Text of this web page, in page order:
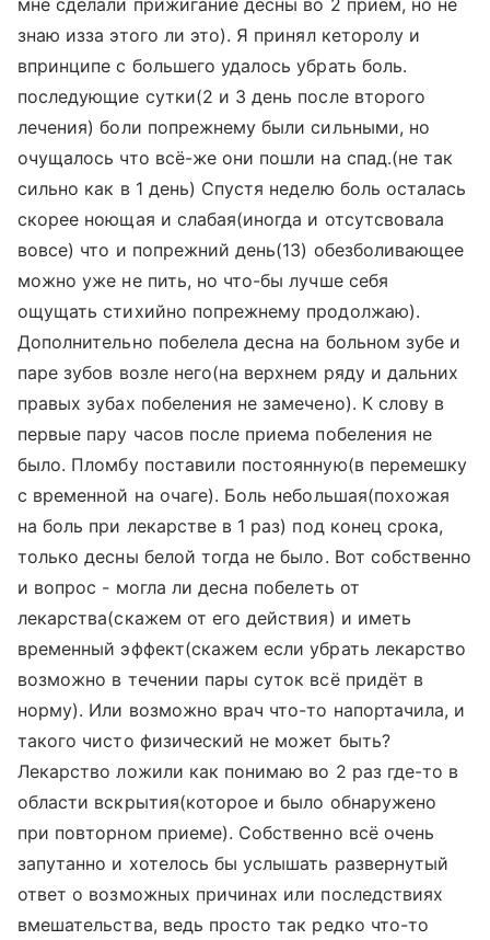
мне сделали прижигание десны во 2 приём, но не
знаю изза этого ли это). Я принял кеторолу и
впринципе с большего удалось убрать боль.
последующие сутки(2 и 3 день после второго
лечения) боли попрежнему были сильными, но
очущалось что всё-же они пошли на спад.(не так
сильно как в 1 день) Спустя неделю боль осталась
скорее ноющая и слабая(иногда и отсутсвовала
вовсе) что и попрежний день(13) обезболивающее
можно уже не пить, но что-бы лучше себя
ощущать стихийно попрежнему продолжаю).
Дополнительно побелела десна на больном зубе и
паре зубов возле него(на верхнем ряду и дальних
правых зубах побеления не замечено). К слову в
первые пару часов после приема побеления не
было. Пломбу поставили постоянную(в перемешку
с временной на очаге). Боль небольшая(похожая
на боль при лекарстве в 1 раз) под конец срока,
только десны белой тогда не было. Вот собственно
и вопрос - могла ли десна побелеть от
лекарства(скажем от его действия) и иметь
временный эффект(скажем если убрать лекарство
возможно в течении пары суток всё придёт в
норму). Или возможно врач что-то напортачила, и
такого чисто физический не может быть?
Лекарство ложили как понимаю во 2 раз где-то в
области вскрытия(которое и было обнаружено
при повторном приеме). Собственно всё очень
запутанно и хотелось бы услышать развернутый
ответ о возможных причинах или последствиях
вмешательства, ведь просто так редко что-то